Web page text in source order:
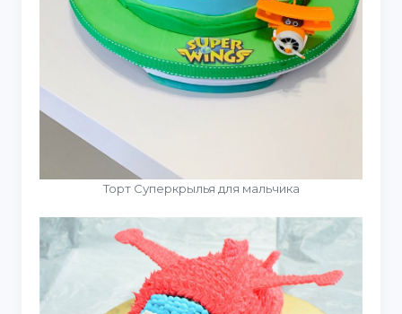
Торт Суперкрылья для мальчика